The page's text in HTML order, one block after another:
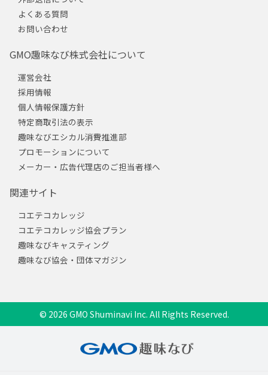
よくある質問
お問い合わせ
GMO趣味なび株式会社について
運営会社
採用情報
個人情報保護方針
特定商取引法の表示
趣味なびエシカル消費推進部
プロモーションについて
メーカー・広告代理店のご担当者様へ
関連サイト
コエテコカレッジ
コエテコカレッジ協会プラン
趣味なびキャスティング
趣味なび協会・団体マガジン
© 2026 GMO Shuminavi Inc. All Rights Reserved.